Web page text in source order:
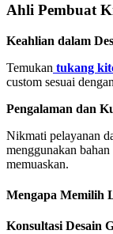
Ahli Pembuat
Keahlian dalam
Temukan tukang
custom sesuai
Pengalaman dan
Nikmati pelayanan
menggunakan
memuaskan.
Mengapa Memilih
Konsultasi Desain